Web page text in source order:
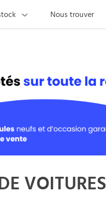
Nous trouver
VOITURES